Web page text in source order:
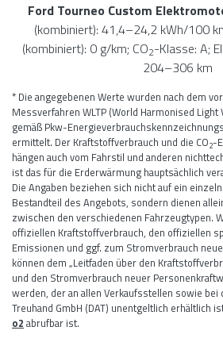
Ford Tourneo Custom
(kombiniert): 41,4–24,2 kWh/100
(kombiniert): 0 g/km; CO2-Klasse: A;
204–306 km
* Die angegebenen Werte wurden nach dem
Messverfahren WLTP (World Harmonised Light
gemäß Pkw-
ermittelt. Der Kraftstoffverbrauch und die CO2-
hängen auch vom Fahrstil und anderen
ist das für die Erderwärmung hauptsächlich
Die Angaben beziehen sich nicht auf ein
Bestandteil des Angebots, sondern dienen
zwischen den verschiedenen Fahrzeugtypen.
offiziellen Kraftstoffverbrauch, den offiziellen
Emissionen und ggf. zum Stromverbrauch
können dem „Leitfaden über den
und den Stromverbrauch neuer
werden, der an allen Verkaufsstellen sowie bei
Treuhand GmbH (DAT) unentgeltlich erhältlich
o2 abrufbar ist.